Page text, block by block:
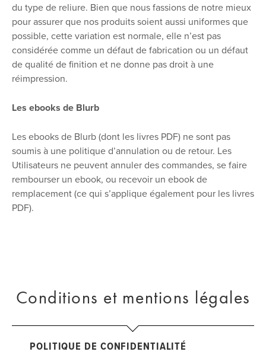
du type de reliure. Bien que nous fassions de notre mieux
pour assurer que nos produits soient aussi uniformes que
possible, cette variation est normale, elle n’est pas
considérée comme un défaut de fabrication ou un défaut
de qualité de finition et ne donne pas droit à une
réimpression.
Les ebooks de Blurb
Les ebooks de Blurb (dont les livres PDF) ne sont pas
soumis à une politique d’annulation ou de retour. Les
Utilisateurs ne peuvent annuler des commandes, se faire
rembourser un ebook, ou recevoir un ebook de
remplacement (ce qui s’applique également pour les livres
PDF).
Conditions et mentions légales
POLITIQUE DE CONFIDENTIALITÉ